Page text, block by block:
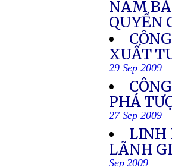
NAM
QUYỀN
XUẤT
29 Sep 2009
PHÁ
27 Sep 2009
LINH
LÃNH